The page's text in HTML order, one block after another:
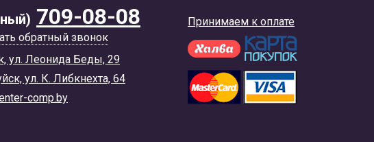
709-08-08
обратный звонок
ул. Леонида Беды, 29
ул. К. Либкнехта, 64
comp.by
Принимаем к оплате